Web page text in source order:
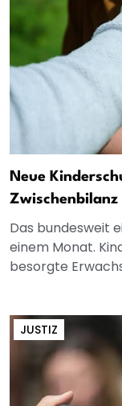
Neue
Zwischenbilanz
Das bundesweit
einem Monat.
besorgte
JUSTIZ